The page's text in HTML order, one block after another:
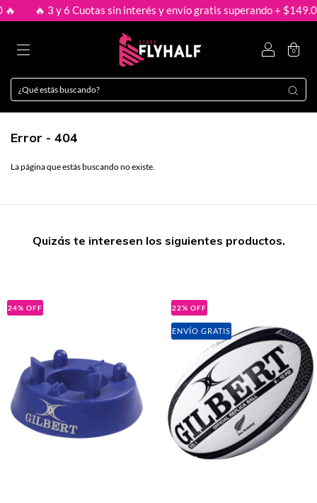
🔥 3 y 6 Cuotas sin interés y envío gratis superando +
0
Error - 404
La página que estás buscando no existe.
Quizás te interesen los siguientes productos.
24% OFF 22% OFF
ENVÍO GRATIS